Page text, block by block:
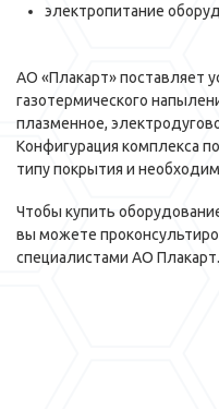
электропитание
АО «Плакарт» поставляет
газотермического
плазменное,
Конфигурация комплекса
типу покрытия и
Чтобы купить
вы можете
специалистами АО Плакарт.